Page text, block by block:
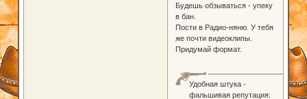
Будешь обзываться - упеку
в бан.
Пости в Радио-няню. У тебя
же почти видеоклипы.
Придумай формат.
Удобная штука -
фальшивая репутация: